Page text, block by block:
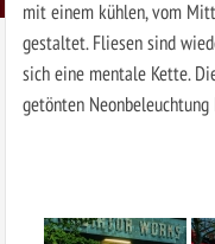
mit einem kühlen, vom
gestaltet. Fliesen sind
sich eine mentale Kette.
getönten